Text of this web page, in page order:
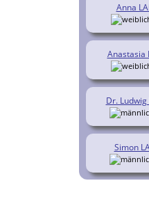
Anna
Anastasia
Dr. Ludwig
Simon